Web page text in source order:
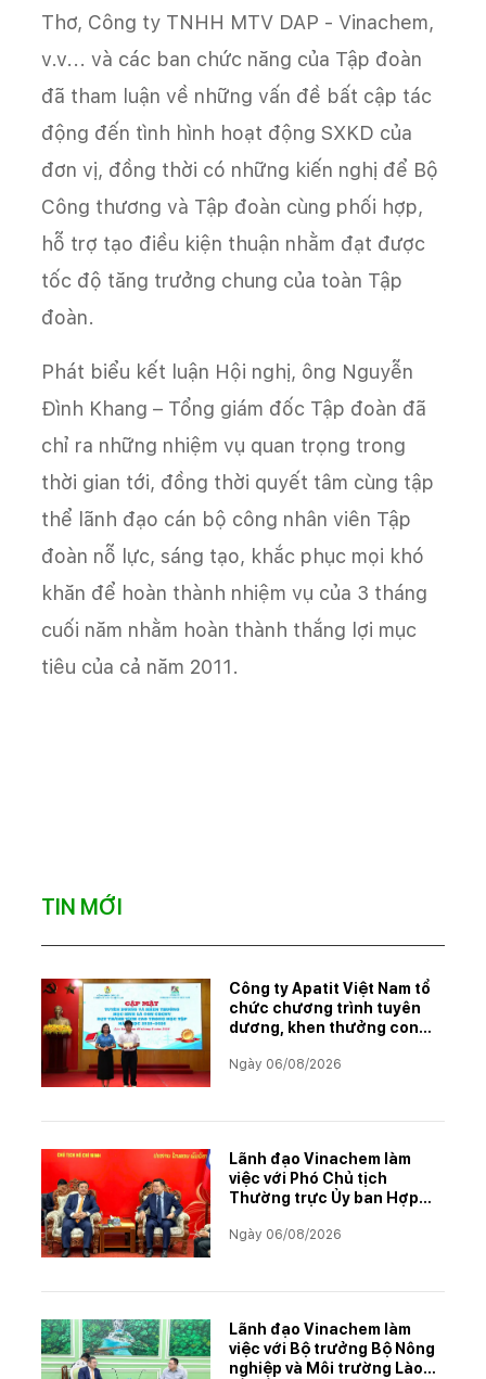
Thơ, Công ty TNHH MTV DAP - Vinachem,
v.v... và các ban chức năng của Tập đoàn
đã tham luận về những vấn đề bất cập tác
động đến tình hình hoạt động SXKD của
đơn vị, đồng thời có những kiến nghị để Bộ
Công thương và Tập đoàn cùng phối hợp,
hỗ trợ tạo điều kiện thuận nhằm đạt được
tốc độ tăng trưởng chung của toàn Tập
đoàn.
Phát biểu kết luận Hội nghị, ông Nguyễn
Đình Khang – Tổng giám đốc Tập đoàn đã
chỉ ra những nhiệm vụ quan trọng trong
thời gian tới, đồng thời quyết tâm cùng tập
thể lãnh đạo cán bộ công nhân viên Tập
đoàn nỗ lực, sáng tạo, khắc phục mọi khó
khăn để hoàn thành nhiệm vụ của 3 tháng
cuối năm nhằm hoàn thành thắng lợi mục
tiêu của cả năm 2011.
TIN MỚI
Công ty Apatit Việt Nam tổ
chức chương trình tuyên
dương, khen thưởng con
học tập xuất sắc năm học
Ngày 06/08/2026
Lãnh đạo Vinachem làm
việc với Phó Chủ tịch
Thường trực Ủy ban Hợp
đẩy triển khai Dự án Kali
Ngày 06/08/2026
Lãnh đạo Vinachem làm
việc với Bộ trưởng Bộ Nông
nghiệp và Môi trường Lào